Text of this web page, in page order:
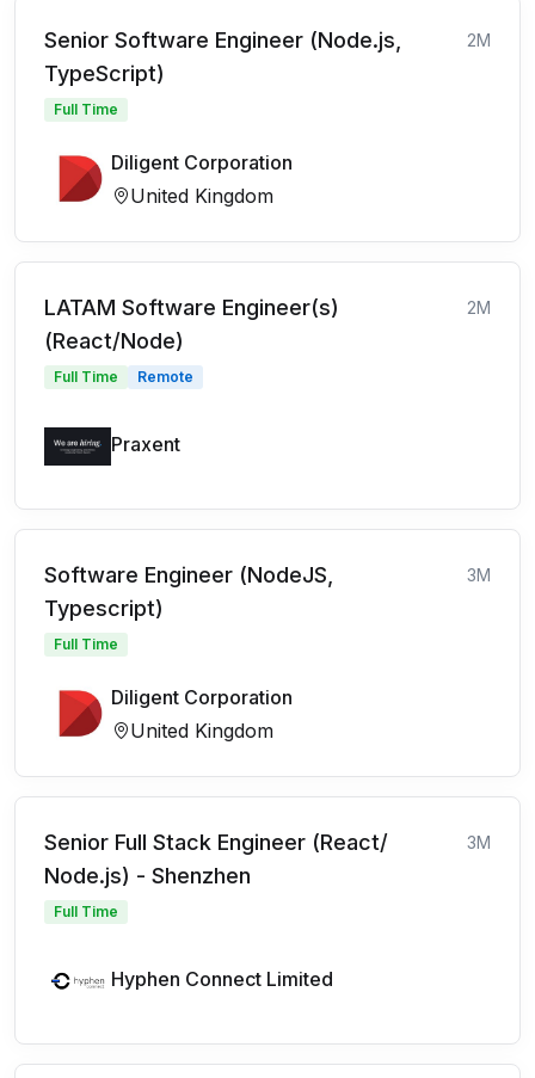
Senior Software Engineer (Node.js,
TypeScript)
2M
Full Time
Diligent Corporation
United Kingdom
LATAM Software Engineer(s)
(React/Node)
2M
Full Time Remote
Praxent
Software Engineer (NodeJS,
Typescript)
3M
Full Time
Diligent Corporation
United Kingdom
Senior Full Stack Engineer (React/
Node.js) - Shenzhen
3M
Full Time
Hyphen Connect Limited